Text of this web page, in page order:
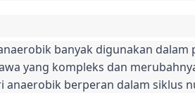
banyak digunakan
yang kompleks dan
anaerobik berperan dalam siklus